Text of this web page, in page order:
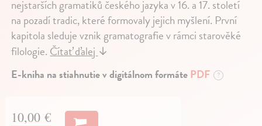
nejstarších gramatiků českého jazyka v 16. a 17. století
na pozadí tradic, které formovaly jejich myšlení. První
kapitola sleduje vznik gramatografie v rámci starověké
filologie.Čítať ďalej↓
E-kniha na stiahnutie v digitálnom formátePDF ?
10,00 €